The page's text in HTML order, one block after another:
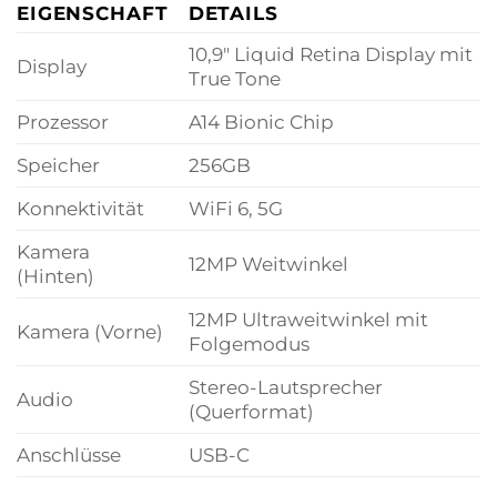
EIGENSCHAFT DETAILS
Display
10,9″ Liquid Retina Display mit
True Tone
Prozessor
A14 Bionic Chip
Speicher
256GB
Konnektivität
WiFi 6, 5G
Kamera
(Hinten)
12MP Weitwinkel
Kamera (Vorne)
12MP Ultraweitwinkel mit
Folgemodus
Audio
Stereo-Lautsprecher
(Querformat)
Anschlüsse
USB-C